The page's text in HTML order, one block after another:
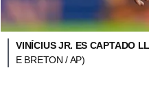
VINÍCIUS JR. ES CAPTADO
E BRETON / AP)